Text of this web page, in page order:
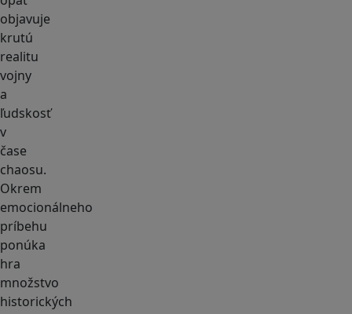
objavuje
krutú
realitu
vojny
a
ľudskosť
v
čase
chaosu.
Okrem
emocionálneho
príbehu
ponúka
hra
množstvo
historických